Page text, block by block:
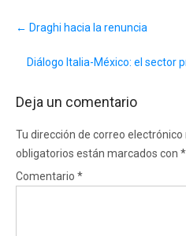
navigation
← Draghi hacia la renuncia
Diálogo Italia-México: el sector
Deja un comentario
Tu dirección de correo electrónico
obligatorios están marcados con *
Comentario *